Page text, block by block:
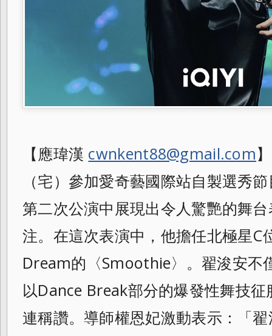
【應瑋漢 cwnkent88@gmail.com
（宅）參加愛奇藝國際站自製選秀
第二次公演中展現出令人驚艷的舞
注。在這次表演中，他擔任北極星C
Dream的〈Smoothie〉。翟浚安不
以Dance Break部分的爆發性舞技
連稱讚。導師權恩妃激動表示：「